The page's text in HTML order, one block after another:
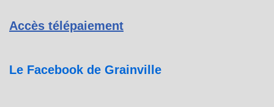
Accès télépaiement
Le Facebook de Grainville